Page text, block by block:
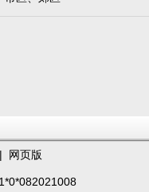
| 网页版